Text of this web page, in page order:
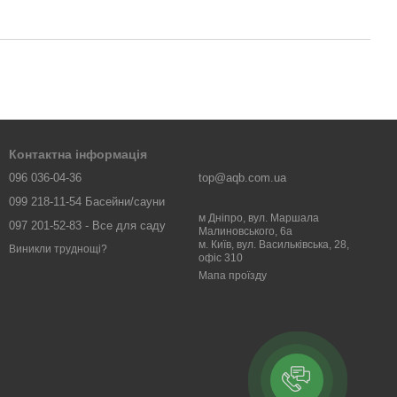
Контактна інформація
096 036-04-36
099 218-11-54 Басейни/сауни
097 201-52-83 - Все для саду
Виникли труднощі?
top@aqb.com.ua
м Дніпро, вул. Маршала
Малиновського, 6а
м. Київ, вул. Васильківська, 28,
офіс 310
Мапа проїзду